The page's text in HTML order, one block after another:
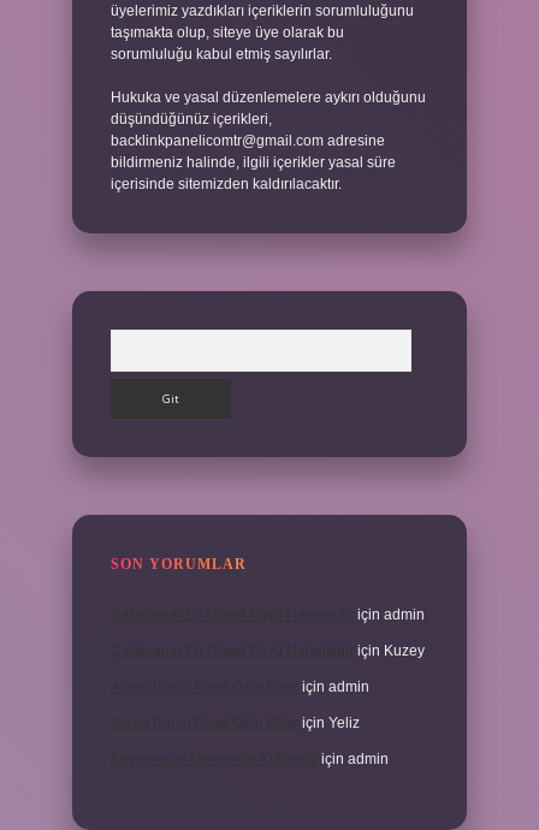
üyelerimiz yazdıkları içeriklerin sorumluluğunu
taşımakta olup, siteye üye olarak bu
sorumluluğu kabul etmiş sayılırlar.
Hukuka ve yasal düzenlemelere aykırı olduğunu
düşündüğünüz içerikleri,
backlinkpanelicomtr@gmail.com adresine
bildirmeniz halinde, ilgili içerikler yasal süre
içerisinde sitemizden kaldırılacaktır.
SON YORUMLAR
için admin
için Kuzey
Akrep Burcu Nasıl Özür Diler için admin
Akrep Burcu Nasıl Özür Diler için Yeliz
için admin